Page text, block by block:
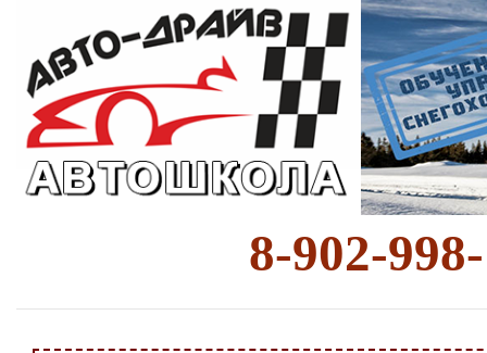
8-902-